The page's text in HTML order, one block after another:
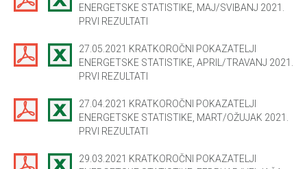
ENERGETSKE STATISTIKE, MAJ/SVIBANJ 2021.
PRVI REZULTATI
27.05.2021 KRATKOROČNI POKAZATELJI
ENERGETSKE STATISTIKE, APRIL/TRAVANJ 2021.
PRVI REZULTATI
27.04.2021 KRATKOROČNI POKAZATELJI
ENERGETSKE STATISTIKE, MART/OŽUJAK 2021.
PRVI REZULTATI
29.03.2021 KRATKOROČNI POKAZATELJI